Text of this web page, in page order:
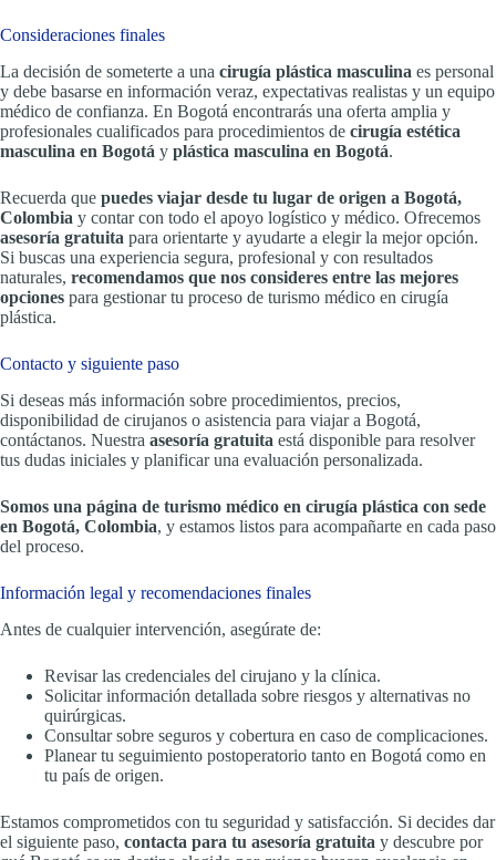
Consideraciones finales
La decisión de someterte a una cirugía plástica masculina es personal
y debe basarse en información veraz, expectativas realistas y un equipo
médico de confianza. En Bogotá encontrarás una oferta amplia y
profesionales cualificados para procedimientos de cirugía estética
masculina en Bogotá y plástica masculina en Bogotá.
Recuerda que puedes viajar desde tu lugar de origen a Bogotá,
Colombia y contar con todo el apoyo logístico y médico. Ofrecemos
asesoría gratuita para orientarte y ayudarte a elegir la mejor opción.
Si buscas una experiencia segura, profesional y con resultados
naturales, recomendamos que nos consideres entre las mejores
opciones para gestionar tu proceso de turismo médico en cirugía
plástica.
Contacto y siguiente paso
Si deseas más información sobre procedimientos, precios,
disponibilidad de cirujanos o asistencia para viajar a Bogotá,
contáctanos. Nuestra asesoría gratuita está disponible para resolver
tus dudas iniciales y planificar una evaluación personalizada.
Somos una página de turismo médico en cirugía plástica con sede
en Bogotá, Colombia, y estamos listos para acompañarte en cada paso
del proceso.
Información legal y recomendaciones finales
Antes de cualquier intervención, asegúrate de:
Revisar las credenciales del cirujano y la clínica.
Solicitar información detallada sobre riesgos y alternativas no
quirúrgicas.
Consultar sobre seguros y cobertura en caso de complicaciones.
Planear tu seguimiento postoperatorio tanto en Bogotá como en
tu país de origen.
Estamos comprometidos con tu seguridad y satisfacción. Si decides dar
el siguiente paso, contacta para tu asesoría gratuita y descubre por